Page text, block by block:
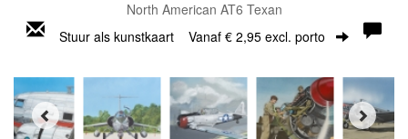
North American AT6 Texan
Stuur als kunstkaart Vanaf € 2,95 excl. porto